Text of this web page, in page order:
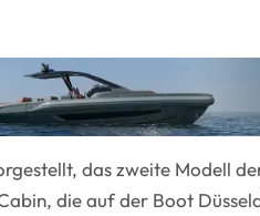
das zweite Modell
die auf der Boot